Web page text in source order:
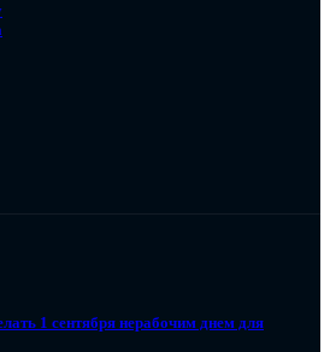
1 сентября нерабочим днем для